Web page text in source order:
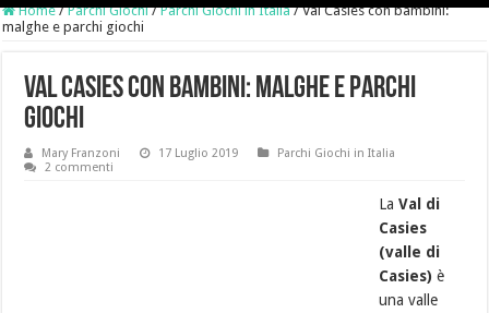
Home / Parchi Giochi / Parchi Giochi in Italia / Val Casies con bambini:
malghe e parchi giochi
Val Casies con bambini: malghe e parchi
giochi
Mary Franzoni 17 Luglio 2019
Parchi Giochi in Italia
2 commenti
La Val di
Casies
(valle di
Casies) è
una valle